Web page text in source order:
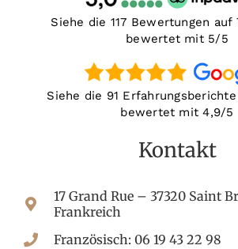
Siehe die 117 Bewertungen auf
bewertet mit 5/5
Siehe die 91
bewertet mit 4,9/5
Kontakt
17 Grand Rue – 37320 Saint
Frankreich
Französisch: 06 19 43 22 98